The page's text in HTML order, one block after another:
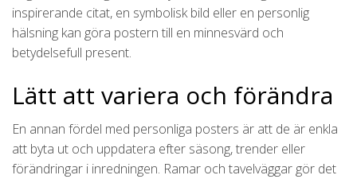
inspirerande citat, en symbolisk bild eller en personlig
hälsning kan göra postern till en minnesvärd och
betydelsefull present.
Lätt att variera och förändra
En annan fördel med personliga posters är att de är enkla
att byta ut och uppdatera efter säsong, trender eller
förändringar i inredningen. Ramar och tavelväggar gör det